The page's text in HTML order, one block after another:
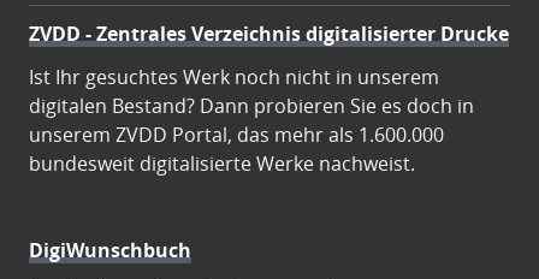
ZVDD - Zentrales Verzeichnis digitalisierter Drucke
Ist Ihr gesuchtes Werk noch nicht in unserem
digitalen Bestand? Dann probieren Sie es doch in
unserem ZVDD Portal, das mehr als 1.600.000
bundesweit digitalisierte Werke nachweist.
DigiWunschbuch